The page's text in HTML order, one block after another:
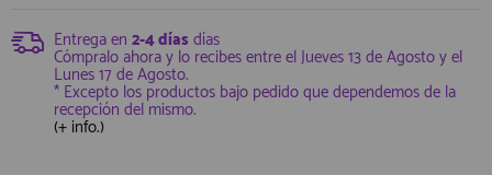
INFORMACION
910 60 71 03
Entrega en 2-4 días días
Cómpralo ahora y lo recibes entre elJueves 13 de Agostoy el
Lunes 17 de Agosto.
* Excepto los productos bajo pedido que dependemos de la
recepción del mismo.
(+ info.)